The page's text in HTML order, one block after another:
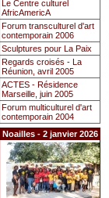
Le Centre culturel
AfricAmericA
Forum transculturel d'art
contemporain 2006
Sculptures pour La Paix
Regards croisés - La
Réunion, avril 2005
ACTES - Résidence
Marseille, juin 2005
Forum multiculturel d'art
contemporain 2004
Noailles - 2 janvier 2026